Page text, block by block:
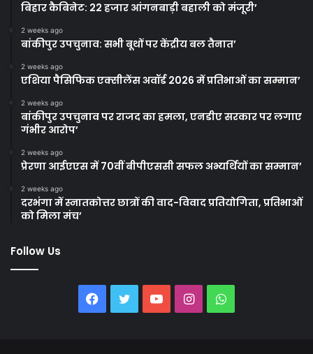
बिहार कैबिनेट: 22 हजार आंगनबाड़ी बहाली को मंजूरी’
2 weeks ago
बांकीपुर उपचुनाव: सभी बूथों पर केंद्रीय बल तैनात’
2 weeks ago
एशिया पैसिफिक एक्सीलेंस अवॉर्ड 2026 में प्रतिभाओं का सम्मान’
2 weeks ago
बांकीपुर उपचुनाव पर राजद का हमला, एनडीए सरकार पर लगाए
गंभीर आरोप’
2 weeks ago
प्रेरणा आईएएस में 70वीं बीपीएससी सफल अभ्यर्थियों का सम्मान’
2 weeks ago
दरभंगा में स्नातकोत्तर छात्रों की वाद-विवाद प्रतियोगिता, प्रतिभाओं
को मिला मंच’
Follow Us
Facebook
TwitterYouTubeInstagramWhatsApp